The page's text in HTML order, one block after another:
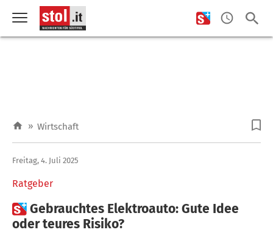
» Wirtschaft
Ratgeber
Freitag, 4. Juli 2025
Gebrauchtes Elektroauto: Gute Idee
oder teures Risiko?